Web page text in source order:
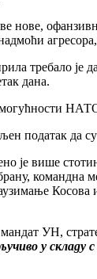
офанзивне
требало
дана.
могућности
податак
више
командна
Косова
мандат УН,
у складу